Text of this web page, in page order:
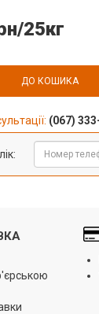
25кг
ДО КОШИКА
(067)